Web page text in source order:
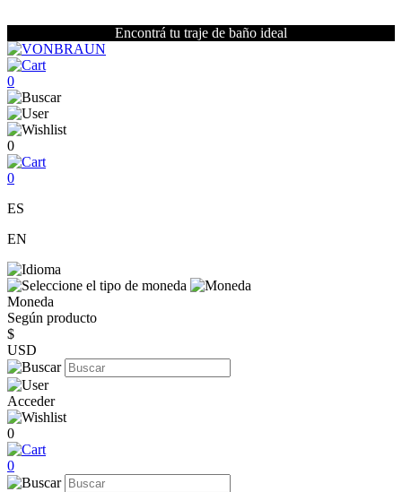
Encontrá tu traje de baño ideal
0
0
0
ES
EN
Moneda
Según producto
$
USD
Acceder
0
0